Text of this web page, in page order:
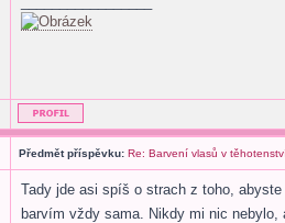
Předmět příspěvku: Re: Barvení vlasů v
Tady jde asi spíš o strach z toho,
barvím vždy sama. Nikdy mi nic